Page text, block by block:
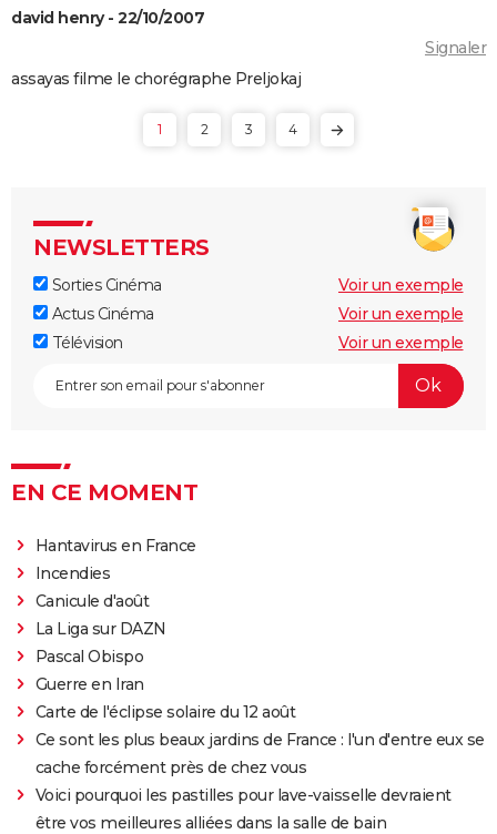
david henry - 22/10/2007
Signaler
assayas filme le chorégraphe Preljokaj
1 2 3 4
NEWSLETTERS
Sorties Cinéma
Voir un exemple
Actus Cinéma
Voir un exemple
Télévision
Voir un exemple
EN CE MOMENT
Hantavirus en France
Incendies
Canicule d'août
La Liga sur DAZN
Pascal Obispo
Guerre en Iran
Carte de l'éclipse solaire du 12 août
Ce sont les plus beaux jardins de France : l'un d'entre eux se
cache forcément près de chez vous
Voici pourquoi les pastilles pour lave-vaisselle devraient
être vos meilleures alliées dans la salle de bain